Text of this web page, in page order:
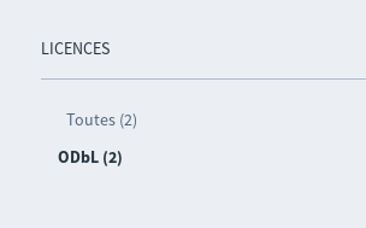
LICENCES
Toutes (2)
ODbL (2)